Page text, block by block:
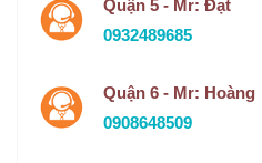
Quận 5 - Mr: Đạt
0932489685
Quận 6 - Mr: Hoàng
0908648509